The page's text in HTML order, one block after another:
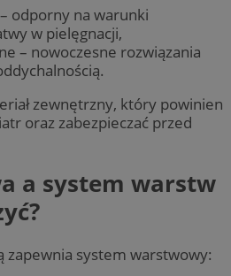
odporny na warunki
w pielęgnacji,
– nowoczesne rozwiązania
zewnętrzny, który powinien
oraz zabezpieczać przed
a system warstw
system warstwowy: